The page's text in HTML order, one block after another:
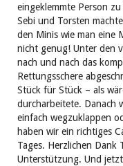
eingeklemmte Person
Sebi und Torsten
den Minis wie man eine
nicht genug! Unter den
nach und nach das
Rettungsschere
Stück für Stück – als
durcharbeitete. Danach
einfach wegzuklappen
haben wir ein richtiges
Tages. Herzlichen
Unterstützung. Und